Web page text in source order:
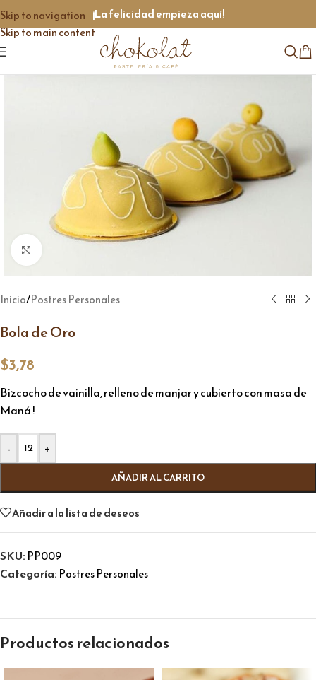
Skip to navigation
Skip to main content
¡La felicidad empieza aquí!
Click to enlarge
Inicio/Postres Personales
Bola de Oro
$3,78
Bizcocho de vainilla, relleno de manjar y cubierto con masa de
Maná !
- +
AÑADIR AL CARRITO
Alternative:
Añadir a la lista de deseos
SKU: PP009
Categoría: Postres Personales
Productos relacionados